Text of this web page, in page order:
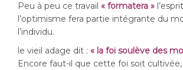
Peu à peu ce travail « formatera »
l’optimisme fera partie intégrante du
l’individu.
le vieil adage dit : « la foi soulève des
Encore faut-il que cette foi soit